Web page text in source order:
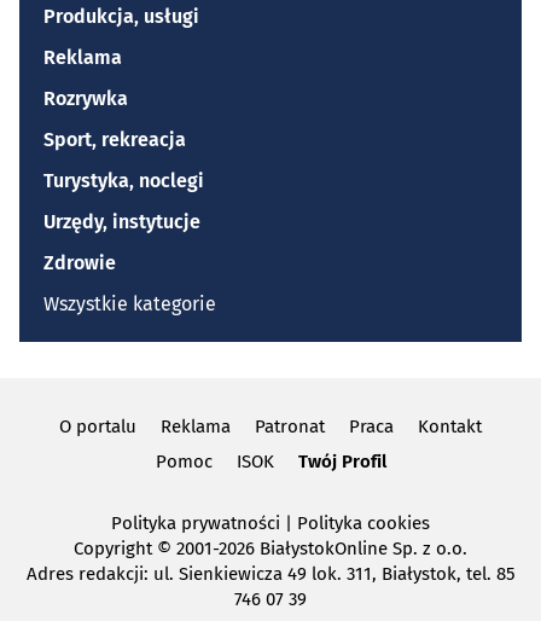
Produkcja, usługi
Reklama
Rozrywka
Sport, rekreacja
Turystyka, noclegi
Urzędy, instytucje
Zdrowie
Wszystkie kategorie
O portalu Reklama Patronat Praca
Kontakt
Pomoc
ISOK Twój Profil
Polityka prywatności | Polityka cookies
Copyright© 2001-2026 BiałystokOnline Sp. z o.o.
Adres redakcji: ul. Sienkiewicza 49 lok. 311, Białystok, tel. 85
746 07 39